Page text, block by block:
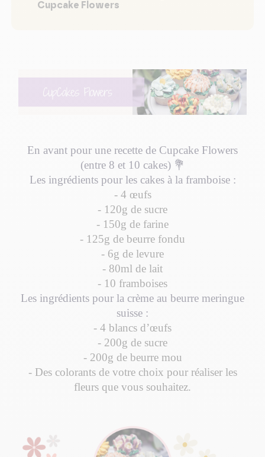
Cupcake Flowers
En avant pour une recette de Cupcake Flowers
(entre 8 et 10 cakes) 💐
Les ingrédients pour les cakes à la framboise :
- 4 œufs
- 120g de sucre
- 150g de farine
- 125g de beurre fondu
- 6g de levure
- 80ml de lait
- 10 framboises
Les ingrédients pour la crème au beurre meringue
suisse :
- 4 blancs d’œufs
- 200g de sucre
- 200g de beurre mou
- Des colorants de votre choix pour réaliser les
fleurs que vous souhaitez.